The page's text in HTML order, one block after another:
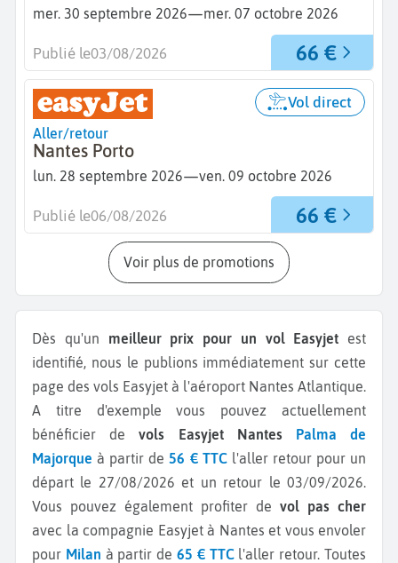
mer. 30 septembre 2026—mer. 07 octobre 2026
66 €
Publié le03/08/2026
Aller/retour
Nantes Porto
lun. 28 septembre 2026—ven. 09 octobre 2026
Vol direct
66 €
Publié le06/08/2026
Voir plus de promotions
Dès qu'un meilleur prix pour un vol Easyjet est
identifié, nous le publions immédiatement sur cette
page des vols Easyjet à l'aéroport Nantes Atlantique.
A titre d'exemple vous pouvez actuellement
bénéficier devols Easyjet Nantes Palma de
Majorqueà partir de56 € TTC l'aller retour pour un
départ le 27/08/2026 et un retour le 03/09/2026.
Vous pouvez également profiter de vol pas cher
avec la compagnie Easyjet à Nantes et vous envoler
pour Milan à partir de65 € TTCl'aller retour.Toutes